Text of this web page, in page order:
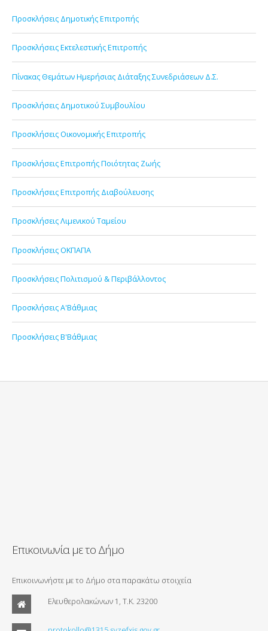
Προσκλήσεις Δημοτικής Επιτροπής
Προσκλήσεις Εκτελεστικής Επιτροπής
Πίνακας Θεμάτων Ημερήσιας Διάταξης Συνεδριάσεων Δ.Σ.
Προσκλήσεις Δημοτικού Συμβουλίου
Προσκλήσεις Οικονομικής Επιτροπής
Προσκλήσεις Επιτροπής Ποιότητας Ζωής
Προσκλήσεις Επιτροπής Διαβούλευσης
Προσκλήσεις Λιμενικού Ταμείου
Προσκλήσεις ΟΚΠΑΠΑ
Προσκλήσεις Πολιτισμού & Περιβάλλοντος
Προσκλήσεις Α'Βάθμιας
Προσκλήσεις Β'Βάθμιας
Επικοινωνία με το Δήμο
Επικοινωνήστε με το Δήμο στα παρακάτω στοιχεία
Ελευθερολακώνων 1, Τ.Κ. 23200